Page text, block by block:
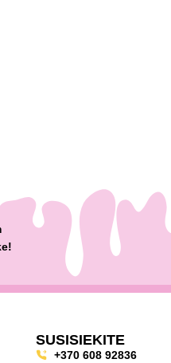
SUSISIEKITE
+370 608 92836